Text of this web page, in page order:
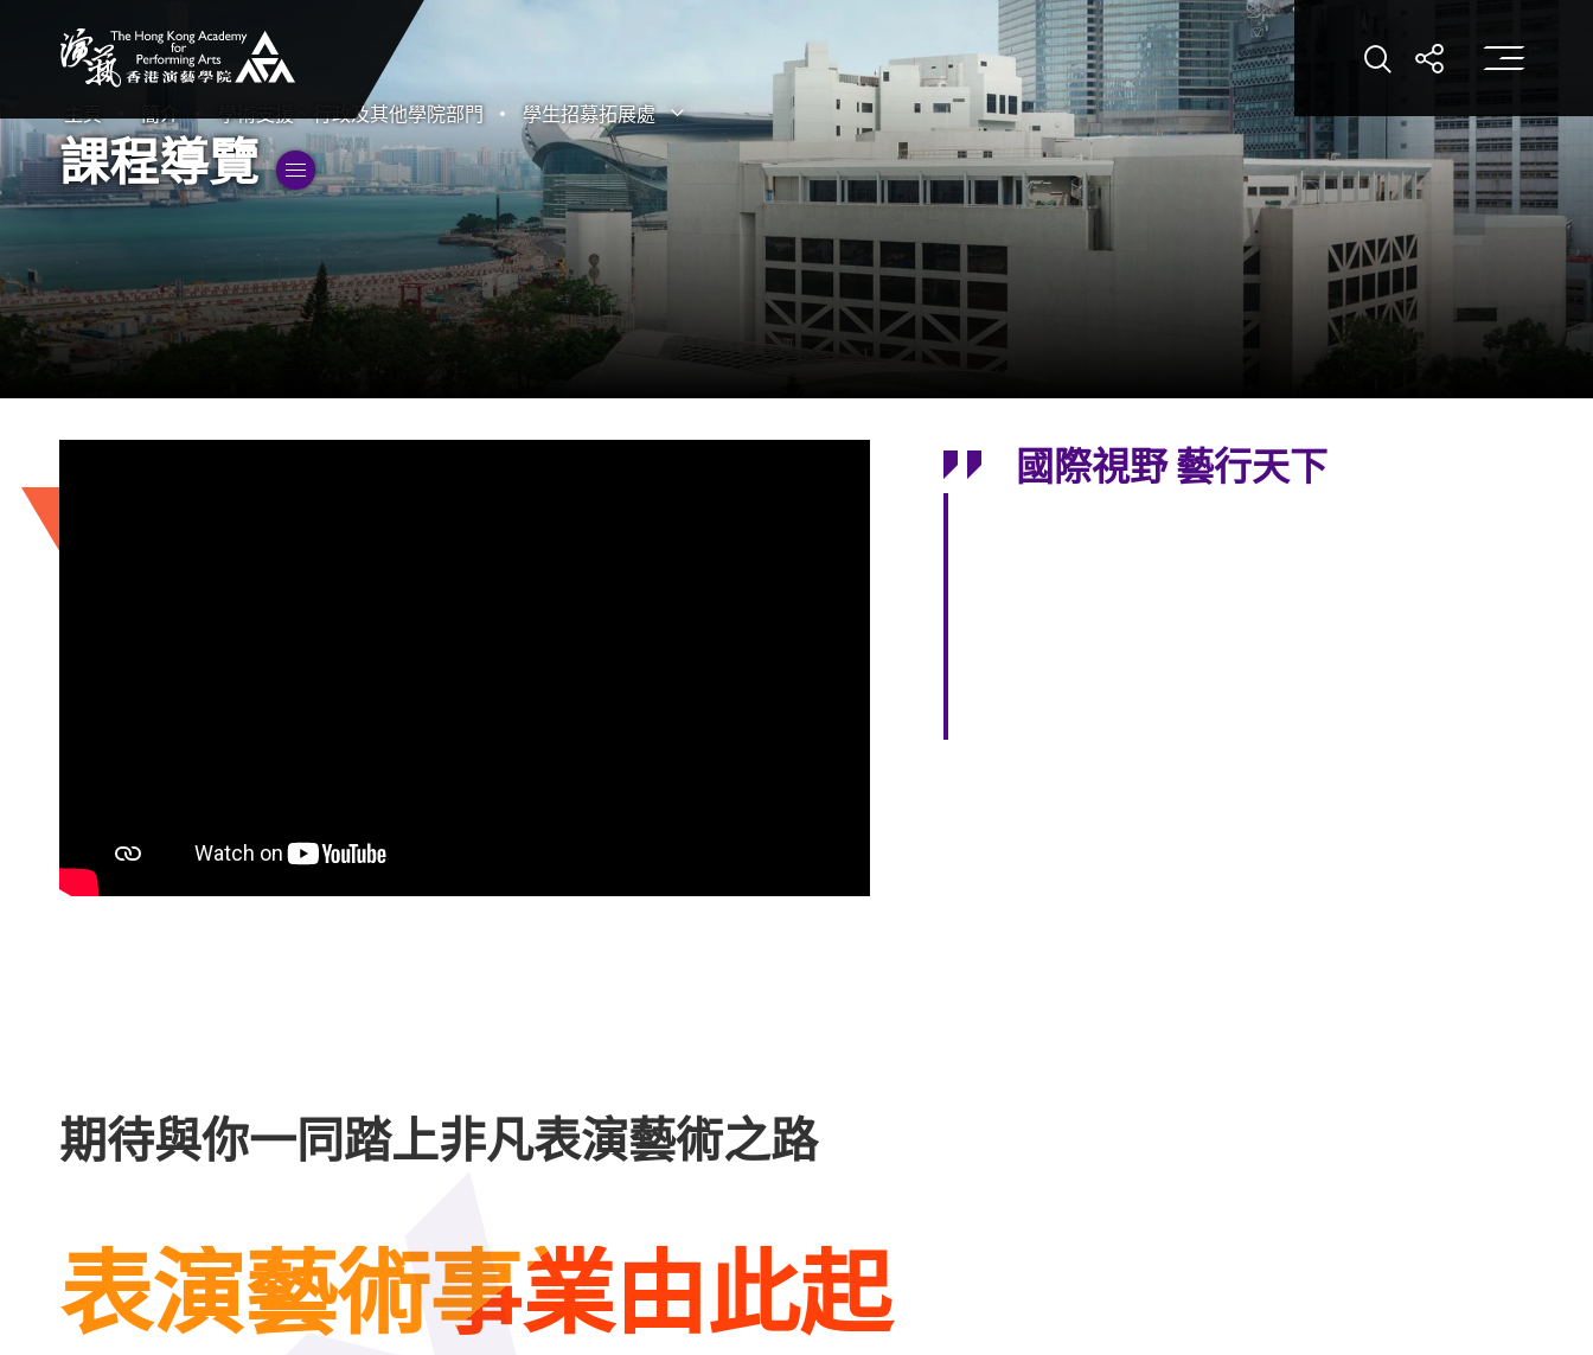
打開搜索打開分享打
主頁 簡介 學術支援、行政及其他學院部門 學生招募拓展處 打開子選單
關閉子選單
課程導覽 切換子選單”
國際視野 藝行天下
期待與你一同踏上非凡表演藝術之路
表演藝術事業由此起